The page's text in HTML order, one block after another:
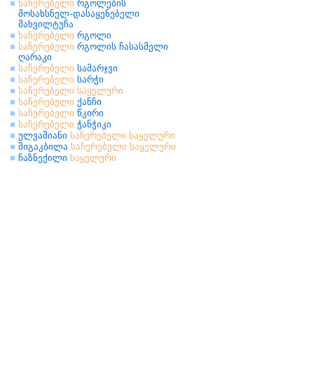
საჩერებელი რგოლების
მოსახსნელ-დასაყენებელი
მახვილტუჩა
საჩერებელი რგოლი
საჩერებელი რგოლის ჩასასმელი
ღარაკი
საჩერებელი სამარჯვი
საჩერებელი სარჭი
საჩერებელი საყელური
საჩერებელი ქანჩი
საჩერებელი წკირი
საჩერებელი ჭანჭიკი
ულვაშიანი საჩერებელი საყელური
შიგაკბილა საჩერებელი საყელური
ჩაზნექილი საყელური